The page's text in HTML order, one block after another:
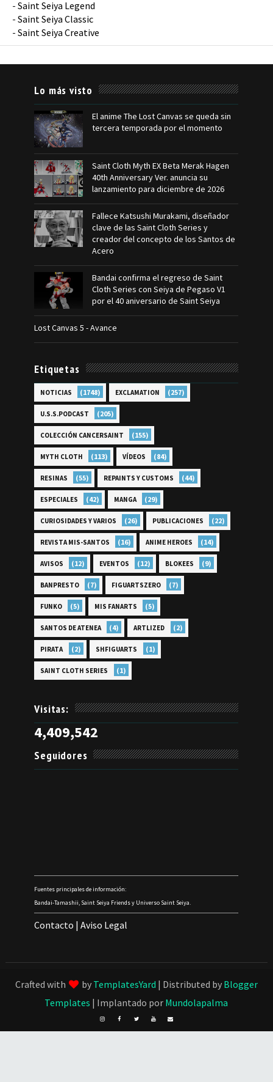
- Saint Seiya Legend
- Saint Seiya Classic
- Saint Seiya Creative
Lo más visto
El anime The Lost Canvas se queda sin
tercera temporada por el momento
Saint Cloth Myth EX Beta Merak Hagen
40th Anniversary Ver. anuncia su
lanzamiento para diciembre de 2026
Fallece Katsushi Murakami, diseñador
clave de las Saint Cloth Series y
creador del concepto de los Santos de
Acero
Bandai confirma el regreso de Saint
Cloth Series con Seiya de Pegaso V1
por el 40 aniversario de Saint Seiya
Lost Canvas 5 - Avance
Etiquetas
NOTICIAS (1748) EXCLAMATION (257)
U.S.S.PODCAST (205)
COLECCIÓN CANCERSAINT (155)
MYTH CLOTH (113) VÍDEOS (84)
RESINAS (55) REPAINTS Y CUSTOMS (44)
ESPECIALES (42) MANGA (29)
CURIOSIDADES Y VARIOS (26) PUBLICACIONES (22)
REVISTA MIS-SANTOS (16) ANIME HEROES (14)
AVISOS (12) EVENTOS (12) BLOKEES (9)
BANPRESTO (7) FIGUARTSZERO (7)
FUNKO (5) MIS FANARTS (5)
SANTOS DE ATENEA (4) ARTLIZED (2)
PIRATA (2) SHFIGUARTS (1)
SAINT CLOTH SERIES (1)
Visitas:
4,409,542
Seguidores
Fuentes principales de información:
Bandai-Tamashii, Saint Seiya Friends y Universo Saint Seiya.
Contacto |Aviso Legal
Crafted with by TemplatesYard | Distributed by Blogger
Templates | Implantado por Mundolapalma